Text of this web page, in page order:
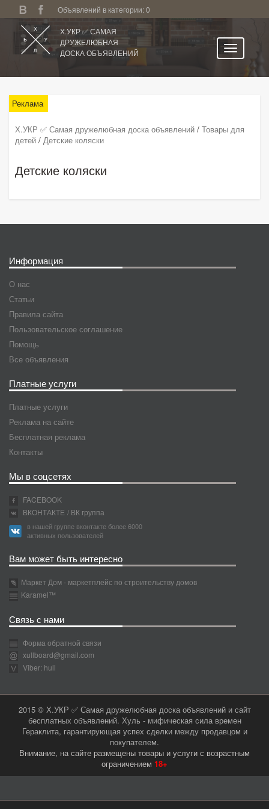
Объявлений в категории: 0
Х.УКР ✅ САМАЯ
ДРУЖЕЛЮБНАЯ
ДОСКА ОБЪЯВЛЕНИЙ
Никополь
Избранное
Реклама
Х.УКР ✅ Самая дружелюбная доска объявлений / Товары для
детей / Детские коляски
Детские коляски
Информация
О нас
Статьи
Правила сайта
Пользовательское соглашение
Помощь
Все объявления
Платные услуги
Платные услуги
Реклама на сайте
Бесплатная реклама
Контакты
Мы в соцсетях
FACEBOOK
ВКОНТАКТЕ / ВК группа
в нашей группе вконтакте более 6000
активных пользователей
Вам может быть интересно
Маркет Дом - маркетплейс по строительству домов
Karamel™
Связь с нами
Форма обратной связи
xullboard@gmail.com
Viber: hull
2015 © Х.УКР ✅ Самая дружелюбная доска объявлений и сайт
бесплатных объявлений. Хуль - мифическая сила времен
Гераклита, гарантирующая успех сделки между продавцом и
покупателем.
Внимание, на сайте размещены товары и услуги с возрастным
ограничением 18+